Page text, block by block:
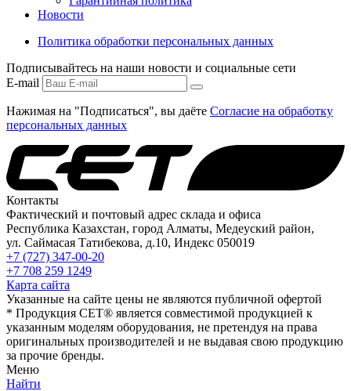
Новости
Политика обработки персональных данных
Подписывайтесь на наши новости и социальные сети
E-mail
Нажимая на "Подписаться", вы даёте Согласие на обработку
персональных данных
Контакты
Фактический и почтовый адрес склада и офиса
Республика Казахстан, город Алматы, Медеуский район,
ул. Саймасая Татибекова, д.10, Индекс 050019
+7 (727) 347-00-20
+7 708 259 1249
Карта сайта
Указанные на сайте цены не являются публичной офертой
* Продукция СЕТ® является совместимой продукцией к
указанным моделям оборудования, не претендуя на права
оригинальных производителей и не выдавая свою продукцию
за прочие бренды.
Меню
Найти